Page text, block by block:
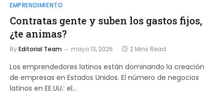
EMPRENDIMIENTO
Contratas gente y suben los gastos fijos,
¿te animas?
ByEditorial Team mayo 13, 2026 2 Mins Read
Los emprendedores latinos están dominando la creación
de empresas en Estados Unidos. El número de negocios
latinos en EE.UU.: el…